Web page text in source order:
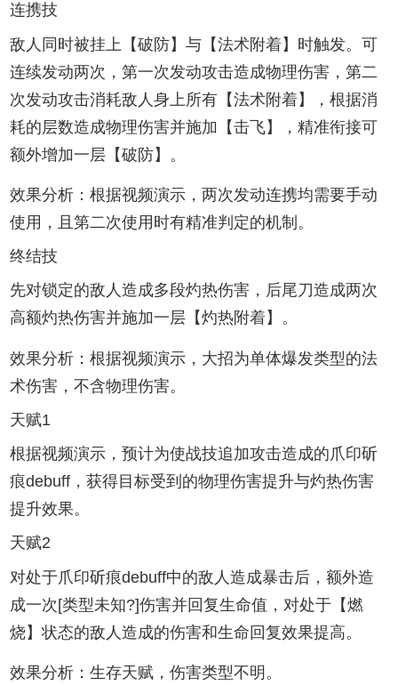
连携技
敌人同时被挂上【破防】与【法术附着】时触发。可
连续发动两次，第一次发动攻击造成物理伤害，第二
次发动攻击消耗敌人身上所有【法术附着】，根据消
耗的层数造成物理伤害并施加【击飞】，精准衔接可
额外增加一层【破防】。
效果分析：根据视频演示，两次发动连携均需要手动
使用，且第二次使用时有精准判定的机制。
终结技
先对锁定的敌人造成多段灼热伤害，后尾刀造成两次
高额灼热伤害并施加一层【灼热附着】。
效果分析：根据视频演示，大招为单体爆发类型的法
术伤害，不含物理伤害。
天赋1
根据视频演示，预计为使战技追加攻击造成的爪印斫
痕debuff，获得目标受到的物理伤害提升与灼热伤害
提升效果。
天赋2
对处于爪印斫痕debuff中的敌人造成暴击后，额外造
成一次[类型未知?]伤害并回复生命值，对处于【燃
烧】状态的敌人造成的伤害和生命回复效果提高。
效果分析：生存天赋，伤害类型不明。